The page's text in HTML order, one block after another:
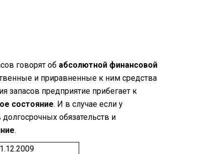
говорят об абсолютной финансовой
и приравненные к ним средства
запасов предприятие прибегает к
состояние. И в случае если у
обязательств и
.